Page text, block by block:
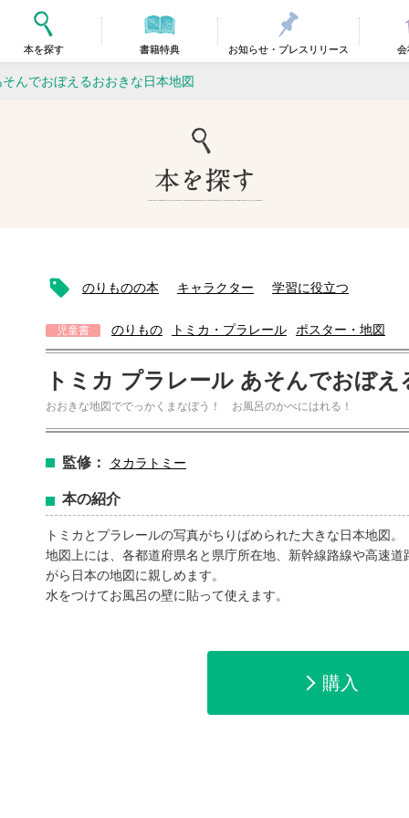
本を探す 書籍特典 お知らせ・プレスリリース 会
んでおぼえるおおきな日本地図
のりものの本 キャラクター 学習に役立つ
児童書 のりもの トミカ・プラレール ポスター・地図
トミカ プラレール あそんでおぼ
おおきな地図ででっかくまなぼう！ お風呂のかべにはれる！
監修： タカラトミー
本の紹介
トミカとプラレールの写真がちりばめられた大きな日本地図。
地図上には、各都道府県名と県庁所在地、新幹線路線や高速
がら日本の地図に親しめます。
水をつけてお風呂の壁に貼って使えます。
購入